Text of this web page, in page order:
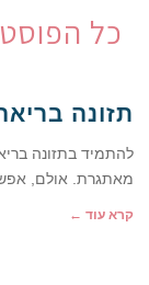
כל
תזונה
להתמיד בתזונה
מאתגרת. אולם,
קרא עוד ←